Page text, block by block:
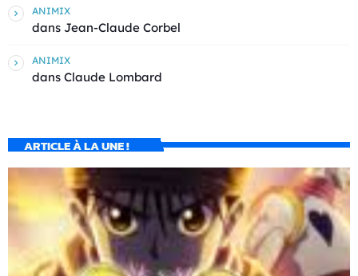
ANIMIX
dans Jean-Claude Corbel
ANIMIX
dans Claude Lombard
ARTICLE À LA UNE !